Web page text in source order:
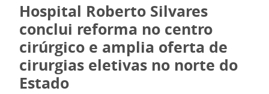
Hospital Roberto Silvares
conclui reforma no centro
cirúrgico e amplia oferta de
cirurgias eletivas no norte do
Estado